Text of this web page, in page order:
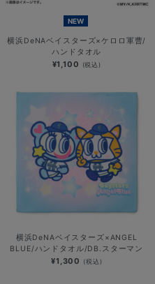
NEW
横浜DeNAベイスターズ×ケロロ軍曹/
ハンドタオル
¥1,100 (税込)
横浜DeNAベイスターズ×ANGEL
BLUE/ハンドタオル/DB.スターマン
¥1,300 (税込)